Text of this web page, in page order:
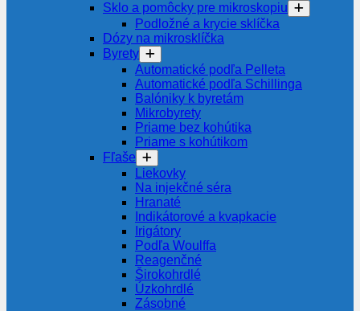
Sklo a pomôcky pre mikroskopiu
Podložné a krycie sklíčka
Dózy na mikrosklíčka
Byrety
Automatické podľa Pelleta
Automatické podľa Schillinga
Balóniky k byretám
Mikrobyrety
Priame bez kohútika
Priame s kohútikom
Fľaše
Liekovky
Na injekčné séra
Hranaté
Indikátorové a kvapkacie
Irigátory
Podľa Woulffa
Reagenčné
Širokohrdlé
Úzkohrdlé
Zásobné